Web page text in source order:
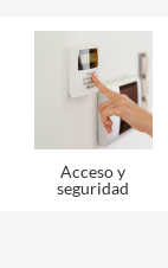
Acceso y
seguridad